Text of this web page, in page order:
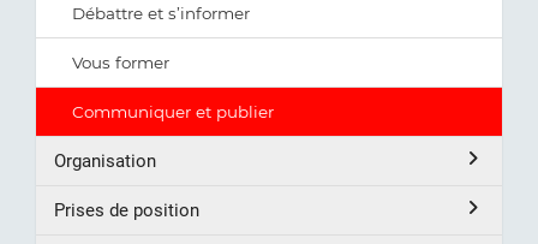
Débattre et s’informer
Vous former
Communiquer et publier
Organisation
Prises de position